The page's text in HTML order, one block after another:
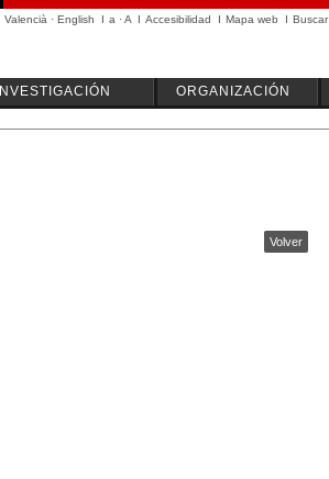
Valencià · English I a ·A I Accesibilidad I Mapa web I Buscar
INVESTIGACIÓN ORGANIZACIÓN
Volver